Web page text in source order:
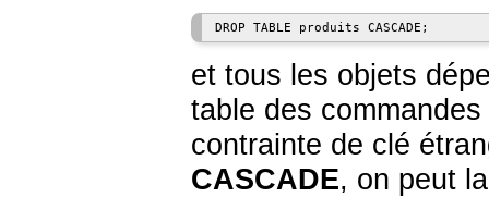
et tous les objets
table des
contrainte de clé
CASCADE, on peut